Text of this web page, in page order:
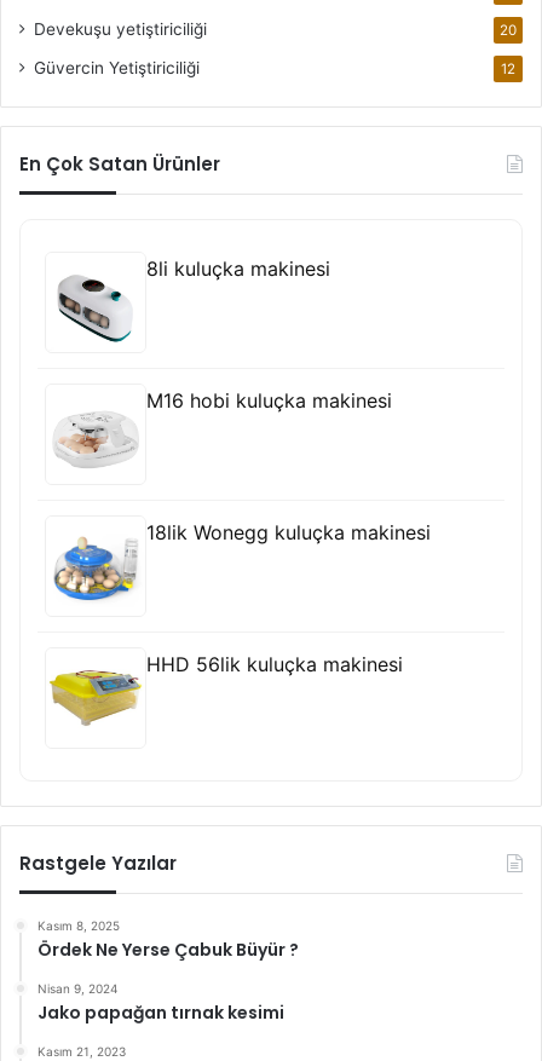
Devekuşu yetiştiriciliği 20
Güvercin Yetiştiriciliği 12
En Çok Satan Ürünler
8li kuluçka makinesi
M16 hobi kuluçka makinesi
18lik Wonegg kuluçka makinesi
HHD 56lik kuluçka makinesi
Rastgele Yazılar
Kasım 8, 2025
Ördek Ne Yerse Çabuk Büyür ?
Nisan 9, 2024
Jako papağan tırnak kesimi
Kasım 21, 2023